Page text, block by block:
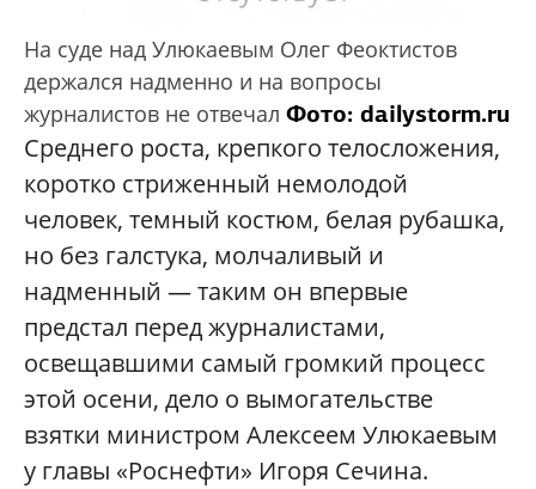
На суде над Улюкаевым Олег Феоктистов
держался надменно и на вопросы
журналистов не отвечал Фото: dailystorm.ru
Среднего роста, крепкого телосложения,
коротко стриженный немолодой
человек, темный костюм, белая рубашка,
но без галстука, молчаливый и
надменный — таким он впервые
предстал перед журналистами,
освещавшими самый громкий процесс
этой осени, дело о вымогательстве
взятки министром Алексеем Улюкаевым
у главы «Роснефти» Игоря Сечина.